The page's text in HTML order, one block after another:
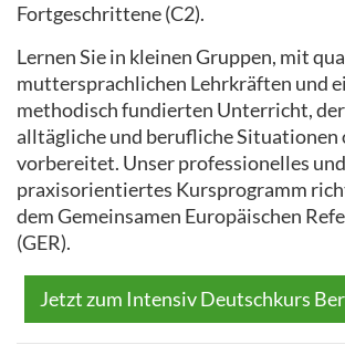
Fortgeschrittene (C2).
Lernen Sie in kleinen Gruppen, mit
muttersprachlichen Lehrkräften und
methodisch fundierten Unterricht, der
alltägliche und berufliche Situationen
vorbereitet. Unser professionelles und
praxisorientiertes Kursprogramm
dem Gemeinsamen Europäischen
(GER).
Jetzt zum Intensiv Deutschkurs